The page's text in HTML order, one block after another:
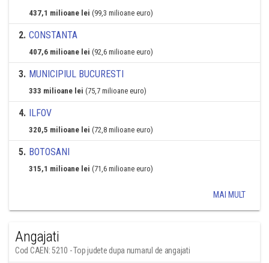
437,1 milioane lei (99,3 milioane euro)
2. CONSTANTA
407,6 milioane lei (92,6 milioane euro)
3. MUNICIPIUL BUCURESTI
333 milioane lei (75,7 milioane euro)
4. ILFOV
320,5 milioane lei (72,8 milioane euro)
5. BOTOSANI
315,1 milioane lei (71,6 milioane euro)
MAI MULT
Angajati
Cod CAEN: 5210 - Top judete dupa numarul de angajati